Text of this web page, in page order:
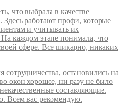
что выбрала в качестве
работают профи, которые
и учитывать их
каждом этапе понимала, что
сфере. Все шикарно, никаких
остановились на
окон хорошее, ни разу не было
составляющие.
Всем вас рекомендую.